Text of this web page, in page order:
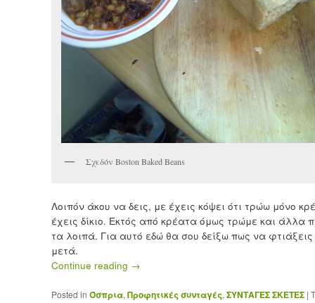
Σχεδόν Boston Baked Beans
Λοιπόν άκου να δεις, με έχεις κόψει ότι τρώω μόνο
έχεις δίκιο. Εκτός από κρέατα όμως τρώμε και
τα λοιπά. Για αυτό εδώ θα σου δείξω πως να
μετά.
Continue reading →
Posted in Όσπρια, Προφητικές συνταγές, ΣΥΝΤΑΓΕΣ ΣΚΕΤΕΣ |